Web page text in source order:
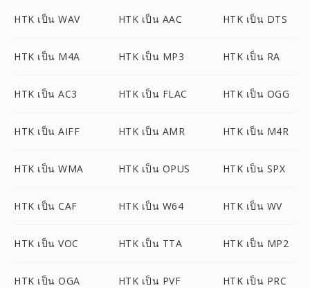
HTK เป็น WAV HTK เป็น AAC HTK เป็น DTS
HTK เป็น M4A HTK เป็น MP3 HTK เป็น RA
HTK เป็น AC3 HTK เป็น FLAC HTK เป็น OGG
HTK เป็น AIFF HTK เป็น AMR HTK เป็น M4R
HTK เป็น WMA HTK เป็น OPUS HTK เป็น SPX
HTK เป็น CAF HTK เป็น W64 HTK เป็น WV
HTK เป็น VOC HTK เป็น TTA HTK เป็น MP2
HTK เป็น OGA HTK เป็น PVF HTK เป็น PRC